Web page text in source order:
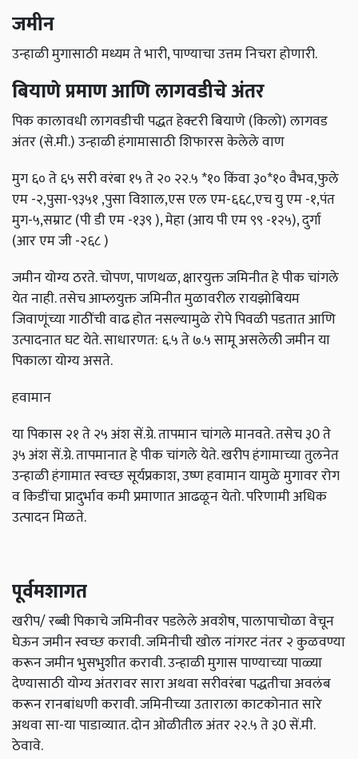
जमीन
उन्हाळी मुगासाठी मध्यम ते भारी, पाण्याचा उत्तम निचरा होणारी.
बियाणे प्रमाण आणि लागवडीचे अंतर
पिक कालावधी लागवडीची पद्धत हेक्टरी बियाणे (किलो) लागवड
अंतर (से.मी.) उन्हाळी हंगामासाठी शिफारस केलेले वाण
मुग ६० ते ६५ सरी वरंबा १५ ते २० २२.५ *१० किंवा ३०*१० वैभव,फुले
एम -२,पुसा-९३५१ ,पुसा विशाल,एस एल एम-६६८,एच यु एम -१,पंत
मुग-५,सम्राट (पी डी एम -१३९ ), मेहा (आय पी एम ९९ -१२५), दुर्गा
(आर एम जी -२६८ )
जमीन योग्य ठरते. चोपण, पाणथळ, क्षारयुक्त जमिनीत हे पीक चांगले
येत नाही. तसेच आम्लयुक्त जमिनीत मुळावरील रायझोबियम
जिवाणूंच्या गाठींची वाढ होत नसल्यामुळे रोपे पिवळी पडतात आणि
उत्पादनात घट येते. साधारणत: ६.५ ते ७.५ सामू असलेली जमीन या
पिकाला योग्य असते.
हवामान
या पिकास २१ ते २५ अंश सें.ग्रे. तापमान चांगले मानवते. तसेच ३0 ते
३५ अंश सें.ग्रे. तापमानात हे पीक चांगले येते. खरीप हंगामाच्या तुलनेत
उन्हाळी हंगामात स्वच्छ सूर्यप्रकाश, उष्ण हवामान यामुळे मुगावर रोग
व किडींचा प्रादुर्भाव कमी प्रमाणात आढळून येतो. परिणामी अधिक
उत्पादन मिळते.
पूर्वमशागत
खरीप/ रब्बी पिकाचे जमिनीवर पडलेले अवशेष, पालापाचोळा वेचून
घेऊन जमीन स्वच्छ करावी. जमिनीची खोल नांगरट नंतर २ कुळवण्या
करून जमीन भुसभुशीत करावी. उन्हाळी मुगास पाण्याच्या पाळ्या
देण्यासाठी योग्य अंतरावर सारा अथवा सरीवरंबा पद्धतीचा अवलंब
करून रानबांधणी करावी. जमिनीच्या उताराला काटकोनात सारे
अथवा सा-या पाडाव्यात. दोन ओळीतील अंतर २२.५ ते ३0 सें.मी.
ठेवावे.